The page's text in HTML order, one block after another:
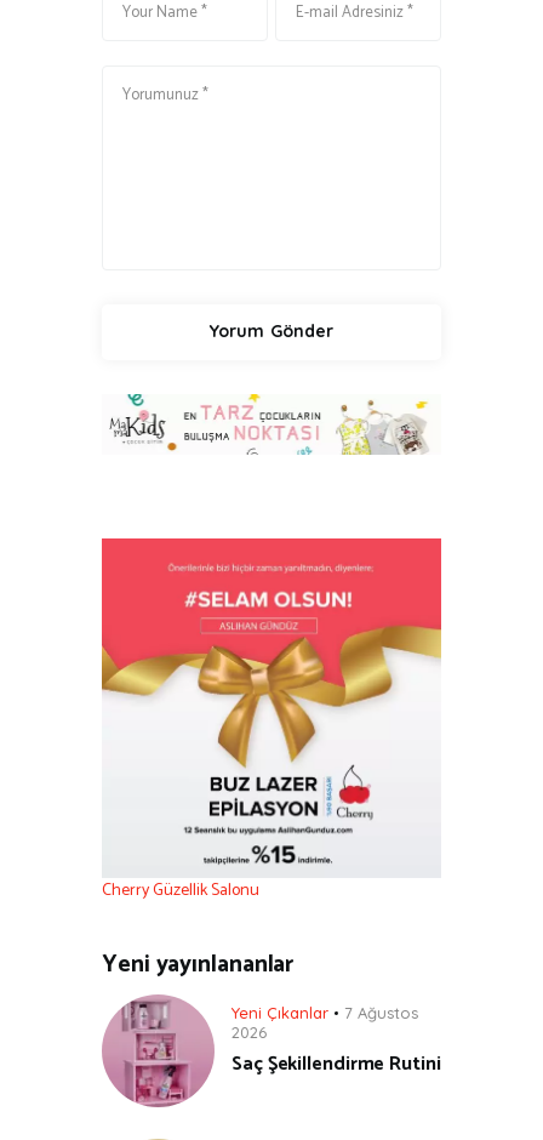
Cherry Güzellik Salonu
Yeni yayınlananlar
Yeni Çıkanlar
7 Ağustos
2026
Saç Şekillendirme Rutini